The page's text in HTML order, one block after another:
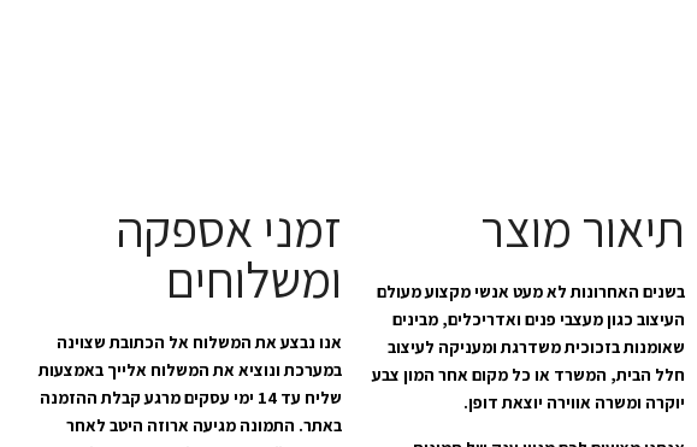
תיאור מוצר
בשנים האחרונות לא מעט אנשי מקצוע מעולם
העיצוב כגון מעצבי פנים ואדריכלים, מבינים
שאומנות בזכוכית משדרגת ומעניקה לעיצוב
חלל הבית, המשרד או כל מקום אחר המון צבע
יוקרה ומשרה אווירה יוצאת דופן.
זמני אספקה
ומשלוחים
אנו נבצע את המשלוח אל הכתובת שצוינה
במערכת ונוציא את המשלוח אלייך באמצעות
שליח עד 14 ימי עסקים מרגע קבלת ההזמנה
באתר. התמונה מגיעה ארוזה היטב לאחר